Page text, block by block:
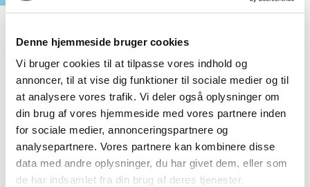
Denne hjemmeside bruger cookies
Vi bruger cookies til at tilpasse vores indhold og
annoncer, til at vise dig funktioner til sociale medier og til
at analysere vores trafik. Vi deler også oplysninger om
din brug af vores hjemmeside med vores partnere inden
for sociale medier, annonceringspartnere og
analysepartnere. Vores partnere kan kombinere disse
data med andre oplysninger, du har givet dem, eller som
de har indsamlet fra din brug af deres tjenester.
Kontakt
Cases